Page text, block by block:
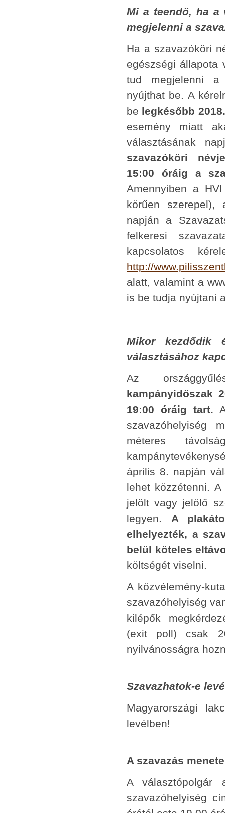
Mi a teendő, ha a
megjelenni a
Ha a szavazóköri
egészségi állapota
tud megjelenni a
nyújthat be. A
be legkésőbb
esemény miatt
választásának
szavazóköri
15:00 óráig a
Amennyiben a
körűen szerepel),
napján a
felkeresi
kapcsolatos
http://
alatt, valamint a
is be tudja nyújtani
Mikor kezdődik
választásához
Az
kampányidőszak
19:00 óráig tart.
szavazóhelyiség
méteres
április 8. napján
lehet közzétenni.
jelölt vagy jelölő
legyen. A
elhelyezték, a
belül köteles
költségét viselni.
A közvélemény-
szavazóhelyiség
kilépők
(exit poll) csak
nyilvánosságra
Szavazhatok-e
Magyarországi
levélben!
A szavazás
A választópolgár
szavazóhelyiség